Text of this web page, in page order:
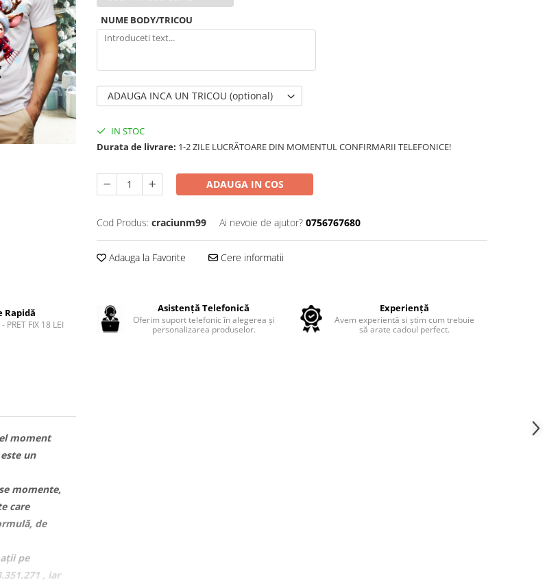
NUME BODY/TRICOU
ADAUGA INCA UN TRICOU (optional)
IN STOC
Durata de livrare: 1-2 ZILE LUCRĂTOARE DIN MOMENTUL CONFIRMARII TELEFONICE!
ADAUGA IN COS
Cod Produs: craciunm99 Ai nevoie de ajutor? 0756767680
Adauga la Favorite Cere informatii
Rapidă
FIX 18 LEI
Asistență Telefonică
Oferim suport telefonic în alegerea și
personalizarea produselor.
Experiență
Avem experientă si știm cum trebuie
să arate cadoul perfect.
moment
un
momente,
care
de
pe
, iar